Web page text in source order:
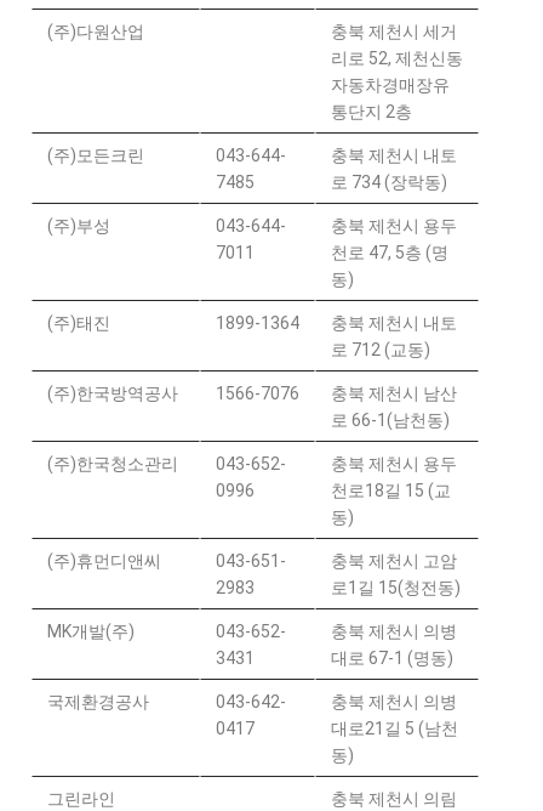
(주)다원산업
충북 제천시 세거
리로 52, 제천신동
자동차경매장유
통단지 2층
(주)모든크린
043-644-
7485
충북 제천시 내토
로 734 (장락동)
(주)부성
043-644-
7011
충북 제천시 용두
천로 47, 5층 (명
동)
(주)태진 1899-1364
충북 제천시 내토
로 712 (교동)
(주)한국방역공사 1566-7076
충북 제천시 남산
로 66-1(남천동)
(주)한국청소관리
043-652-
0996
충북 제천시 용두
천로18길 15 (교
동)
(주)휴먼디앤씨
043-651-
2983
충북 제천시 고암
로1길 15(청전동)
MK개발(주)
043-652-
3431
충북 제천시 의병
대로 67-1 (명동)
국제환경공사
043-642-
0417
충북 제천시 의병
대로21길 5 (남천
동)
그린라인
충북 제천시 의림